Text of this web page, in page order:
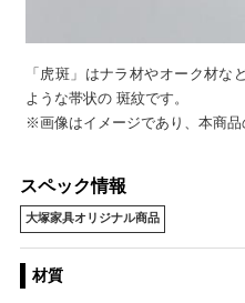
「虎斑」はナラ材やオーク材な
ような帯状の 斑紋です。
※画像はイメージであり、本商品
スペック情報
大塚家具オリジナル商品
材質